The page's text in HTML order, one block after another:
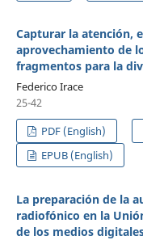
Capturar la atención,
aprovechamiento de
fragmentos para la
Federico Irace
25-42
PDF (English)
EPUB (English)
La preparación de la
radiofónico en la
de los medios